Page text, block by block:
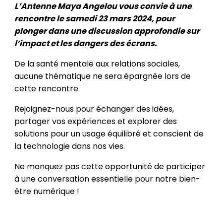
L’Antenne Maya Angelou vous convie à une
rencontre le samedi 23 mars 2024, pour
plonger dans une discussion approfondie sur
l’impact et les dangers des écrans.
De la santé mentale aux relations sociales,
aucune thématique ne sera épargnée lors de
cette rencontre.
Rejoignez-nous pour échanger des idées,
partager vos expériences et explorer des
solutions pour un usage équilibré et conscient de
la technologie dans nos vies.
Ne manquez pas cette opportunité de participer
à une conversation essentielle pour notre bien-
être numérique !